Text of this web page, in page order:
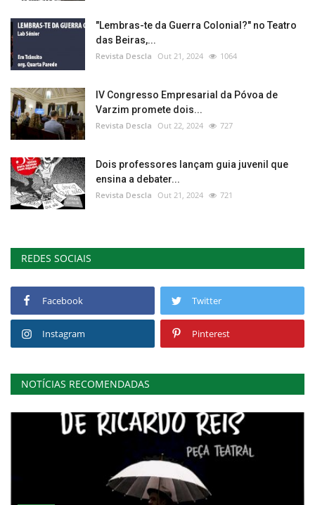
"Lembras-te da Guerra Colonial?" no Teatro
das Beiras,...
Revista Descla Out 21, 2024 1064
IV Congresso Empresarial da Póvoa de
Varzim promete dois...
Revista Descla Out 22, 2024 727
Dois professores lançam guia juvenil que
ensina a debater...
Revista Descla Out 21, 2024 721
REDES SOCIAIS
Facebook Twitter
Instagram Pinterest
NOTÍCIAS RECOMENDADAS